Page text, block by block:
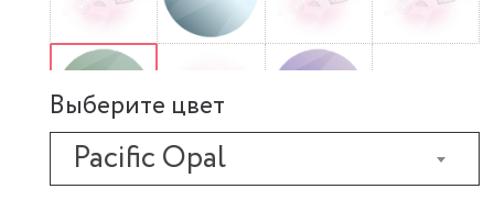
Выберите цвет
Pacific Opal